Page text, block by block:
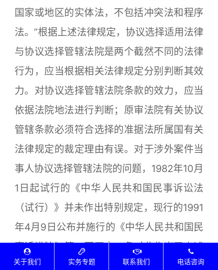
国家或地区的实体法，不包括冲突法和程序
法。”根据上述法律规定，协议选择适用法律
与协议选择管辖法院是两个截然不同的法律
行为，应当根据相关法律规定分别判断其效
力。对协议选择管辖法院条款的效力，应当
依据法院地法进行判断；原审法院有关协议
管辖条款必须符合选择的准据法所属国有关
法律规定的裁定理由有误。对于涉外案件当
事人协议选择管辖法院的问题，1982年10月
1日起试行的《中华人民共和国民事诉讼法
（试行）》并未作出特别规定，现行的1991
年4月9日公布并施行的《中华人民共和国民
事诉讼法》第二百四十二条对此作出了上述
特别规定。根据当时的立法背景和有关立法
关于我们 实务专题 联系我们 电话咨询